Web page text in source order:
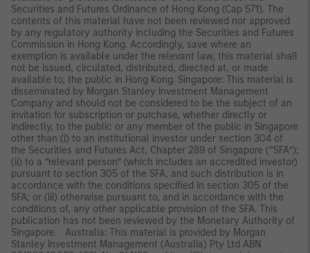
Securities and Futures Ordinance of Hong Kong (Cap 571). The
contents of this material have not been reviewed nor approved
by any regulatory authority including the Securities and Futures
Commission in Hong Kong. Accordingly, save where an
exemption is available under the relevant law, this material shall
not be issued, circulated, distributed, directed at, or made
available to, the public in Hong Kong. Singapore: This material is
disseminated by Morgan Stanley Investment Management
Company and should not be considered to be the subject of an
invitation for subscription or purchase, whether directly or
indirectly, to the public or any member of the public in Singapore
other than (i) to an institutional investor under section 304 of
the Securities and Futures Act, Chapter 289 of Singapore (“SFA”);
(ii) to a “relevant person” (which includes an accredited investor)
pursuant to section 305 of the SFA, and such distribution is in
accordance with the conditions specified in section 305 of the
SFA; or (iii) otherwise pursuant to, and in accordance with the
conditions of, any other applicable provision of the SFA. This
publication has not been reviewed by the Monetary Authority of
Singapore. Australia: This material is provided by Morgan
Stanley Investment Management (Australia) Pty Ltd ABN